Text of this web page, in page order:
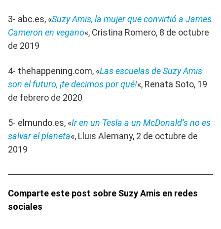
3- abc.es, «Suzy Amis, la mujer que convirtió a James
Cameron en vegano«, Cristina Romero, 8 de octubre
de 2019
4- thehappening.com, «Las escuelas de Suzy Amis
son el futuro, ¡te decimos por qué!«, Renata Soto, 19
de febrero de 2020
5- elmundo.es, «Ir en un Tesla a un McDonald’s no es
salvar el planeta«, Lluis Alemany, 2 de octubre de
2019
Comparte este post sobre Suzy Amis en redes
sociales